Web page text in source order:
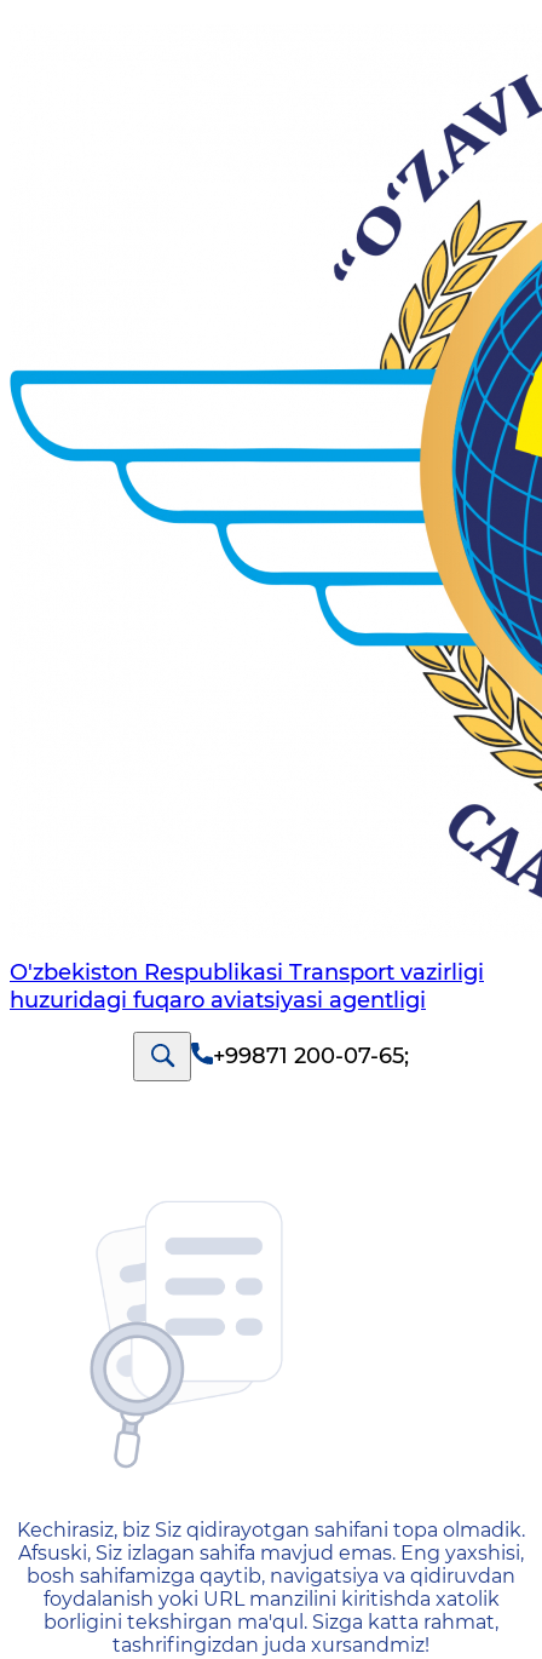
O'zbekiston Respublikasi Transport vazirligi
huzuridagi fuqaro aviatsiyasi agentligi
+99871 200-07-65;
404 — Страница не
Kechirasiz, biz Siz qidirayotgan sahifani topa olmadik.
Afsuski, Siz izlagan sahifa mavjud emas. Eng yaxshisi,
bosh sahifamizga qaytib, navigatsiya va qidiruvdan
foydalanish yoki URL manzilini kiritishda xatolik
borligini tekshirgan ma'qul. Sizga katta rahmat,
tashrifingizdan juda xursandmiz!